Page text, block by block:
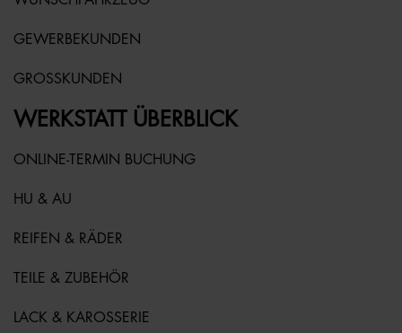
GEWERBEKUNDEN
GROSSKUNDEN
WERKSTATT ÜBERBLICK
ONLINE-TERMIN BUCHUNG
HU & AU
REIFEN & RÄDER
TEILE & ZUBEHÖR
LACK & KAROSSERIE